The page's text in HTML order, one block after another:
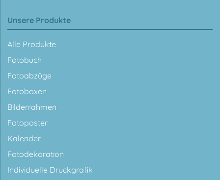
Unsere Produkte
Alle Produkte
Fotobuch
Fotoabzüge
Fotoboxen
Bilderrahmen
Fotoposter
Kalender
Fotodekoration
Individuelle Druckgrafik